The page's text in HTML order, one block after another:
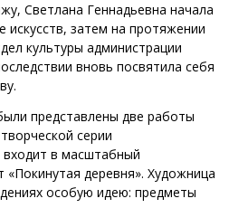
Светлана Геннадьевна начала
затем на протяжении
культуры администрации
вновь посвятила себя
представлены две работы
серии
в масштабный
«Покинутая деревня». Художница
особую идею: предметы